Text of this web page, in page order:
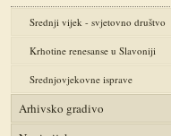
Srednji vijek - svjetovno društvo
Krhotine renesanse u Slavoniji
Srednjovjekovne isprave
Arhivsko gradivo